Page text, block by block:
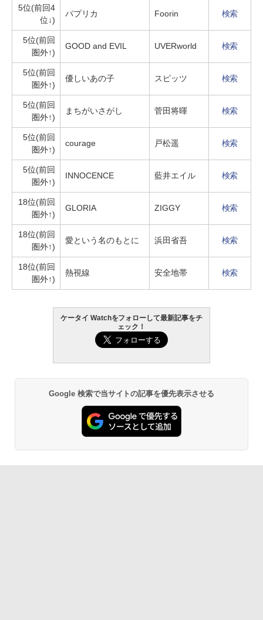
5位(前回4
位↓)
パプリカ Foorin 検索
5位(前回
圏外↑)
GOOD and EVIL UVERworld 検索
5位(前回
圏外↑)
優しいあの子 スピッツ 検索
5位(前回
圏外↑)
まちがいさがし 菅田将暉 検索
5位(前回
圏外↑)
courage 戸松遥 検索
5位(前回
圏外↑)
INNOCENCE 藍井エイル 検索
18位(前回
圏外↑)
GLORIA ZIGGY 検索
18位(前回
圏外↑)
愛という名のもとに 浜田省吾 検索
18位(前回
圏外↑)
熱視線 安全地帯 検索
ケータイ Watchをフォローして最新記事をチ
ェック！
Google 検索で当サイトの記事を優先表示させる